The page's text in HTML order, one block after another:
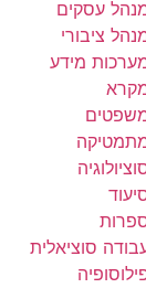
עסקים
ציבורי
מידע
סוציאלית